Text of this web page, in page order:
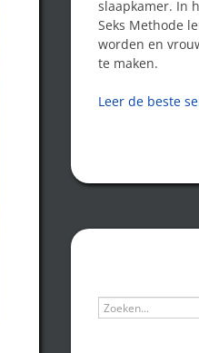
slaapkamer. In
Seks Methode
worden en
te maken.
Leer de beste